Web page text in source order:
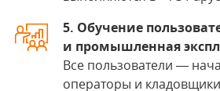
5. Обучение
и промышленная
Все пользователи —
операторы и